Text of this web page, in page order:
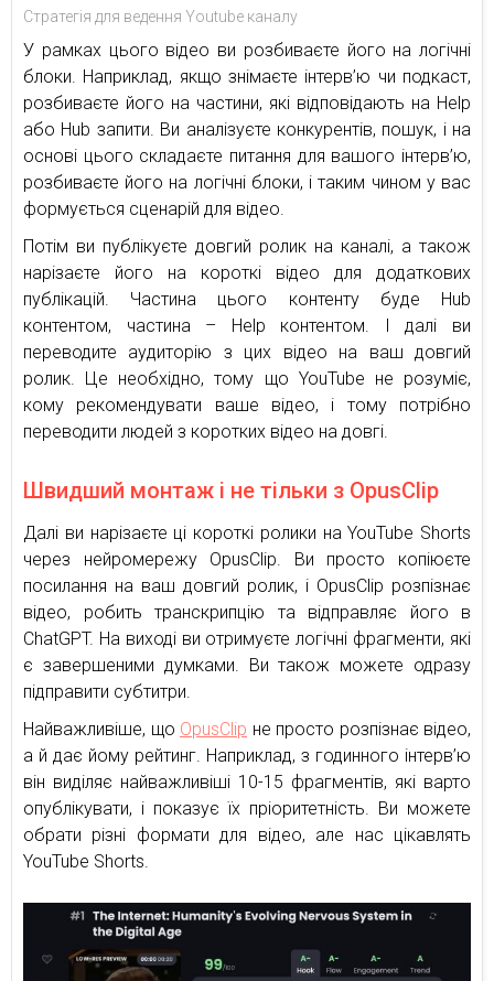
Стратегія для ведення Youtube каналу
У рамках цього відео ви розбиваєте його на логічні
блоки. Наприклад, якщо знімаєте інтерв’ю чи подкаст,
розбиваєте його на частини, які відповідають на Help
або Hub запити. Ви аналізуєте конкурентів, пошук, і на
основі цього складаєте питання для вашого інтерв’ю,
розбиваєте його на логічні блоки, і таким чином у вас
формується сценарій для відео.
Потім ви публікуєте довгий ролик на каналі, а також
нарізаєте його на короткі відео для додаткових
публікацій. Частина цього контенту буде Hub
контентом, частина – Help контентом. І далі ви
переводите аудиторію з цих відео на ваш довгий
ролик. Це необхідно, тому що YouTube не розуміє,
кому рекомендувати ваше відео, і тому потрібно
переводити людей з коротких відео на довгі.
Швидший монтаж і не тільки з OpusClip
Далі ви нарізаєте ці короткі ролики на YouTube Shorts
через нейромережу OpusClip. Ви просто копіюєте
посилання на ваш довгий ролик, і OpusClip розпізнає
відео, робить транскрипцію та відправляє його в
ChatGPT. На виході ви отримуєте логічні фрагменти, які
є завершеними думками. Ви також можете одразу
підправити субтитри.
Найважливіше, що OpusClip не просто розпізнає відео,
а й дає йому рейтинг. Наприклад, з годинного інтерв’ю
він виділяє найважливіші 10-15 фрагментів, які варто
опублікувати, і показує їх пріоритетність. Ви можете
обрати різні формати для відео, але нас цікавлять
YouTube Shorts.